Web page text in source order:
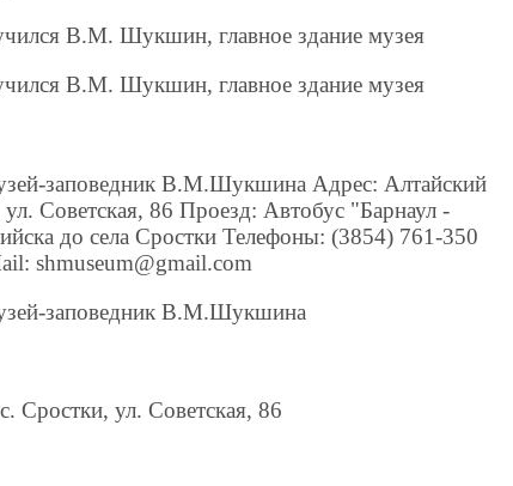
В.М. Шукшин, главное здание музея
В.М. Шукшин, главное здание музея
заповедник В.М.Шукшина Адрес: Алтайский
Советская, 86 Проезд: Автобус "Барнаул -
до села Сростки Телефоны: (3854) 761-350
shmuseum@gmail.com
заповедник В.М.Шукшина
Сростки, ул. Советская, 86